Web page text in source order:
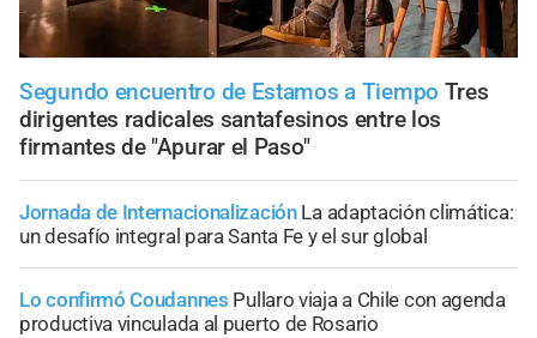
Segundo encuentro de Estamos a Tiempo Tres
dirigentes radicales santafesinos entre los
firmantes de "Apurar el Paso"
Jornada de Internacionalización La adaptación climática:
un desafío integral para Santa Fe y el sur global
Lo confirmó Coudannes Pullaro viaja a Chile con agenda
productiva vinculada al puerto de Rosario